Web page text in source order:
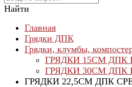
Найти
Главная
Грядки ДПК
Грядки, клумбы,
ГРЯДКИ 15СМ ДПК
ГРЯДКИ 30СМ
ГРЯДКИ 22,5СМ ДПК